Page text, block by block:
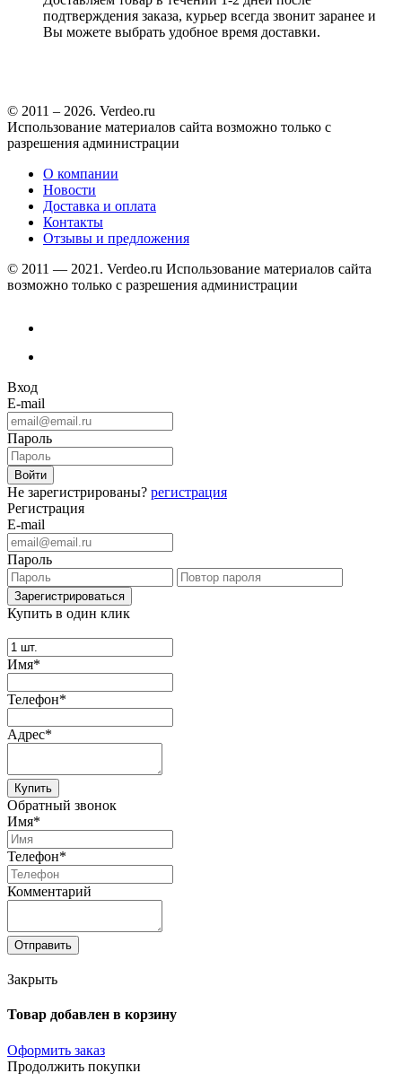
подтверждения заказа, курьер всегда звонит заранее и
Вы можете выбрать удобное время доставки.
© 2011 – 2026. Verdeo.ru
Использование материалов сайта возможно только с
разрешения администрации
О компании
Новости
Доставка и оплата
Контакты
Отзывы и предложения
© 2011 — 2021. Verdeo.ru Использование материалов сайта
возможно только с разрешения администрации
Вход
E-mail
Пароль
Не зарегистрированы? регистрация
Регистрация
E-mail
Пароль
Купить в один клик
Имя*
Телефон*
Адрес*
Купить
Обратный звонок
Имя*
Телефон*
Комментарий
Отправить
Закрыть
Товар добавлен в корзину
Оформить заказ
Продолжить покупки